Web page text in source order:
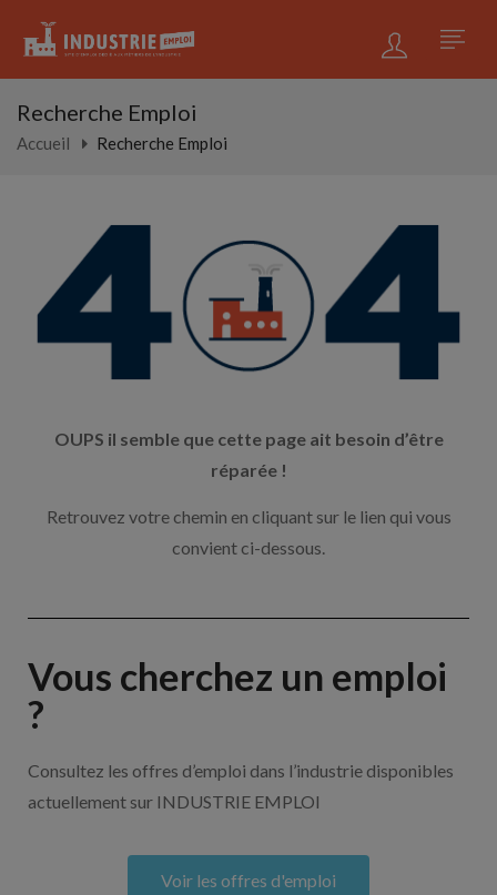
Recherche Emploi
Accueil Recherche Emploi
OUPS il semble que cette page ait besoin d’être
réparée !
Retrouvez votre chemin en cliquant sur le lien qui vous
convient ci-dessous.
Vous cherchez un emploi
?
Consultez les offres d’emploi dans l’industrie disponibles
actuellement sur INDUSTRIE EMPLOI
Voir les offres d'emploi